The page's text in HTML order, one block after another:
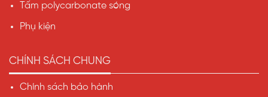
Tấm polycarbonate sóng
Phụ kiện
CHÍNH SÁCH CHUNG
Chính sách bảo hành